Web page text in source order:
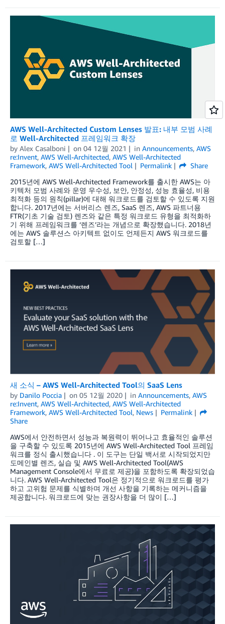
AWS Well-Architected Custom Lenses 발표: 내부 모범 사례
로 Well-Architected 프레임워크 확장
by Alex Casalboni on 04 12월 2021 in Announcements, AWS
re:Invent, AWS Well-Architected, AWS Well-Architected
Framework, AWS Well-Architected Tool Permalink
Share
2015년에 AWS Well-Architected Framework를 출시한 AWS는 아
키텍처 모범 사례와 운영 우수성, 보안, 안정성, 성능 효율성, 비용
최적화 등의 원칙(pillar)에 대해 워크로드를 검토할 수 있도록 지원
합니다. 2017년에는 서버리스 렌즈, SaaS 렌즈, AWS 파트너용
FTR(기초 기술 검토) 렌즈와 같은 특정 워크로드 유형을 최적화하
기 위해 프레임워크를 ‘렌즈’라는 개념으로 확장했습니다. 2018년
에는 AWS 솔루션스 아키텍트 없이도 언제든지 AWS 워크로드를
검토할 […]
새 소식 – AWS Well-Architected Tool의 SaaS Lens
by Danilo Poccia on 05 12월 2020 in Announcements, AWS
re:Invent, AWS Well-Architected, AWS Well-Architected
Framework, AWS Well-Architected Tool, News
Permalink
Share
AWS에서 안전하면서 성능과 복원력이 뛰어나고 효율적인 솔루션
을 구축할 수 있도록 2015년에 AWS Well-Architected Tool 프레임
워크를 정식 출시했습니다 . 이 도구는 단일 백서로 시작되었지만
도메인별 렌즈, 실습 및 AWS Well-Architected Tool(AWS
Management Console에서 무료로 제공)을 포함하도록 확장되었습
니다. AWS Well-Architected Tool은 정기적으로 워크로드를 평가
하고 고위험 문제를 식별하며 개선 사항을 기록하는 메커니즘을
제공합니다. 워크로드에 맞는 권장사항을 더 많이 […]